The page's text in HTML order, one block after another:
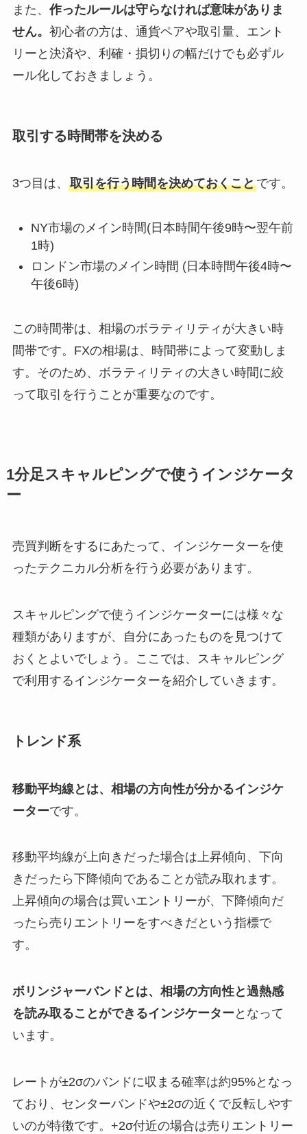
また、 作ったルールは守らなければ意味がありま
せん。 初心者の方は、通貨ペアや取引量、エント
リーと決済や、利確・損切りの幅だけでも必ずル
ール化しておきましょう。
取引する時間帯を決める
3つ目は、 取引を行う時間を決めておくことです。
NY市場のメイン時間(日本時間午後9時〜翌午前
1時)
ロンドン市場のメイン時間 (日本時間午後4時〜
午後6時)
この時間帯は、相場のボラティリティが大きい時
間帯です。FXの相場は、時間帯によって変動しま
す。そのため、ボラティリティの大きい時間に絞
って取引を行うことが重要なのです。
1分足スキャルピングで使うインジケータ
ー
売買判断をするにあたって、インジケーターを使
ったテクニカル分析を行う必要があります。
スキャルピングで使うインジケーターには様々な
種類がありますが、自分にあったものを見つけて
おくとよいでしょう。ここでは、スキャルピング
で利用するインジケーターを紹介していきます。
トレンド系
移動平均線とは、相場の方向性が分かるインジケ
ーターです。
移動平均線が上向きだった場合は上昇傾向、下向
きだったら下降傾向であることが読み取れます。
上昇傾向の場合は買いエントリーが、下降傾向だ
ったら売りエントリーをすべきだという指標で
す。
ボリンジャーバンドとは、相場の方向性と過熱感
を読み取ることができるインジケーター となって
います。
レートが±2σのバンドに収まる確率は約95%となっ
ており、センターバンドや±2σの近くで反転しやす
いのが特徴です。+2σ付近の場合は売りエントリー